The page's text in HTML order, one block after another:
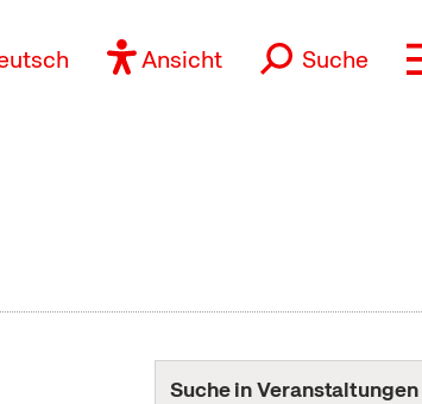
Ansicht Suche
Suche in Veranstaltungen